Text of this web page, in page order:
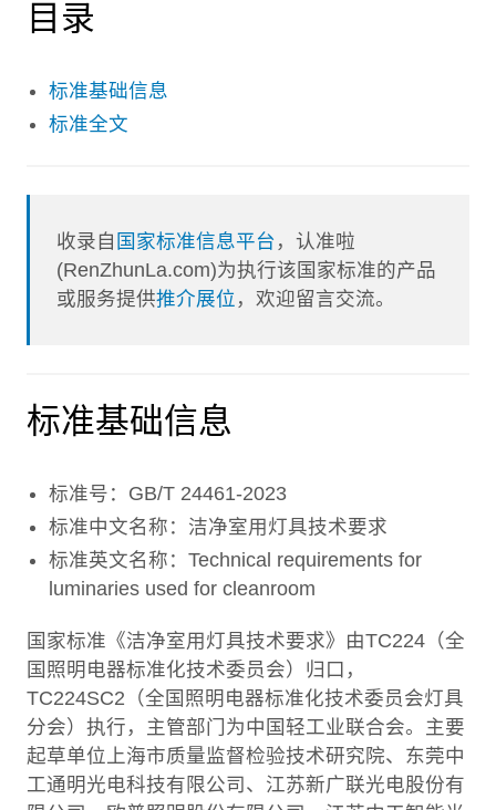
目录
标准基础信息
标准全文
收录自 国家标准信息平台 ，认准啦
(RenZhunLa.com)为执行该国家标准的产品
或服务提供推介展位 ，欢迎留言交流。
标准基础信息
标准号：GB/T 24461-2023
标准中文名称：洁净室用灯具技术要求
标准英文名称：Technical requirements for
luminaries used for cleanroom
国家标准《洁净室用灯具技术要求》由TC224（全
国照明电器标准化技术委员会）归口，
TC224SC2（全国照明电器标准化技术委员会灯具
分会）执行，主管部门为中国轻工业联合会。主要
起草单位上海市质量监督检验技术研究院、东莞中
工通明光电科技有限公司、江苏新广联光电股份有